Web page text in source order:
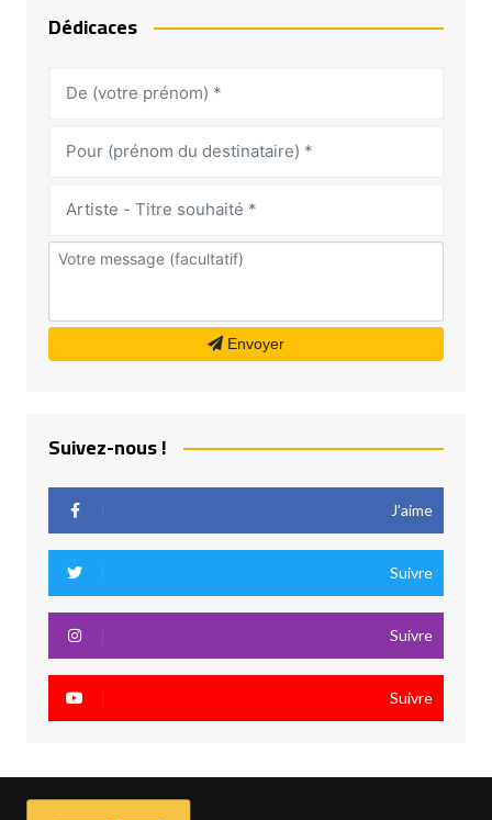
Dédicaces
Envoyer
Suivez-nous !
J’aime
Suivre
Suivre
Suivre